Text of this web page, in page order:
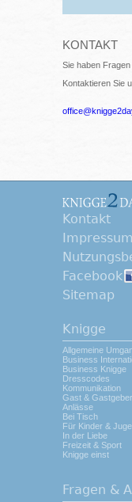
KONTAKT
Sie haben
Kontaktieren Sie
Kontakt
Impressum
Facebook
Sitemap
Knigge
Allgemeine
Business
Business Knigge
Dresscodes
Kommunikation
Gast & Gastgeber
Anlässe
Bei Tisch
Für Kinder &
In der Liebe
Freizeit & Sport
Knigge einst
Fragen &